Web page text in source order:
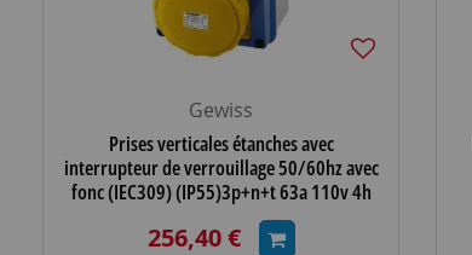
Gewiss
Prises verticales étanches avec
interrupteur de verrouillage 50/60hz avec
fonc (IEC309) (IP55)3p+n+t 63a 110v 4h
sbf (GW67258N)
256,40 €